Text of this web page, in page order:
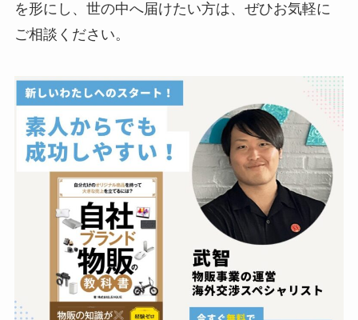
を形にし、世の中へ届けたい方は、ぜひお気軽に
ご相談ください。